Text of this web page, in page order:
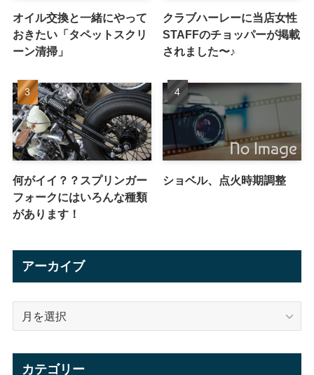
オイル交換と一緒にやって
おきたい「タペットスクリ
ーン清掃」
クラブハーレーに当店女性
STAFFのチョッパーが掲載
されました〜♪
何がイイ？？スプリンガー
フォークにはいろんな種類
があります！
ショベル、点火時期調整
アーカイブ
カテゴリー